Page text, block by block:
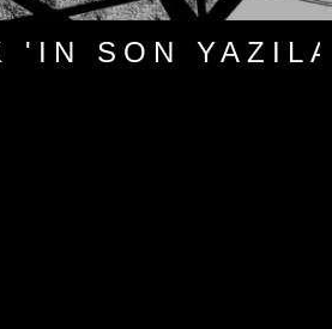
'IN SON